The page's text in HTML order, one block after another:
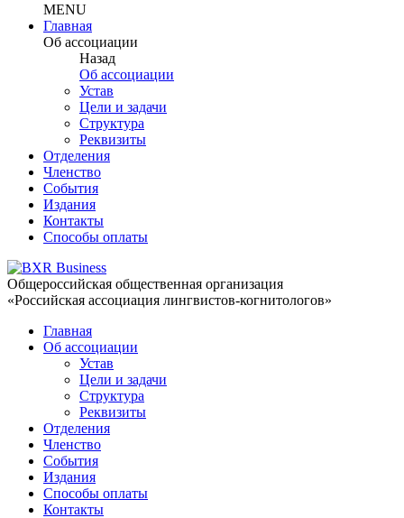
MENU
Главная
Об ассоциации
Назад
Об ассоциации
Устав
Цели и задачи
Структура
Реквизиты
Отделения
Членство
События
Издания
Контакты
Способы оплаты
Общероссийская общественная организация
«Российская ассоциация лингвистов-когнитологов»
Главная
Об ассоциации
Устав
Цели и задачи
Структура
Реквизиты
Отделения
Членство
События
Издания
Способы оплаты
Контакты